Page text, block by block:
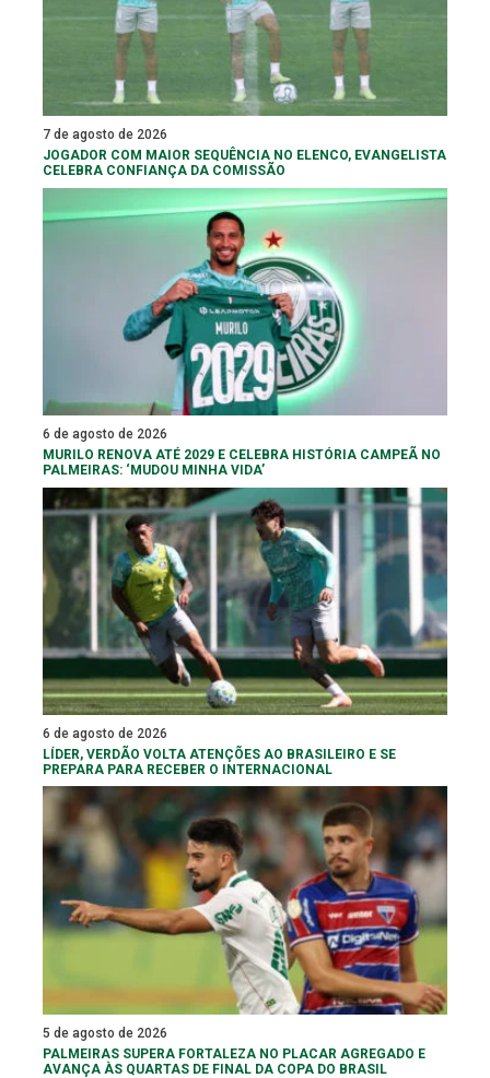
7 de agosto de 2026
JOGADOR COM MAIOR SEQUÊNCIA NO ELENCO, EVANGELISTA
CELEBRA CONFIANÇA DA COMISSÃO
6 de agosto de 2026
MURILO RENOVA ATÉ 2029 E CELEBRA HISTÓRIA CAMPEÃ NO
PALMEIRAS: ‘MUDOU MINHA VIDA’
6 de agosto de 2026
LÍDER, VERDÃO VOLTA ATENÇÕES AO BRASILEIRO E SE
PREPARA PARA RECEBER O INTERNACIONAL
5 de agosto de 2026
PALMEIRAS SUPERA FORTALEZA NO PLACAR AGREGADO E
AVANÇA ÀS QUARTAS DE FINAL DA COPA DO BRASIL